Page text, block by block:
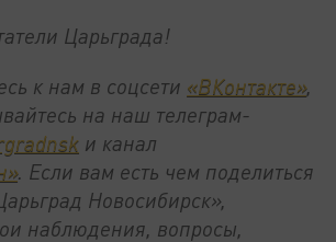
Царьграда!
к нам в соцсети «ВКонтакте»,
на наш телеграм-
и канал
. Если вам есть чем поделиться
Новосибирск»,
наблюдения, вопросы,